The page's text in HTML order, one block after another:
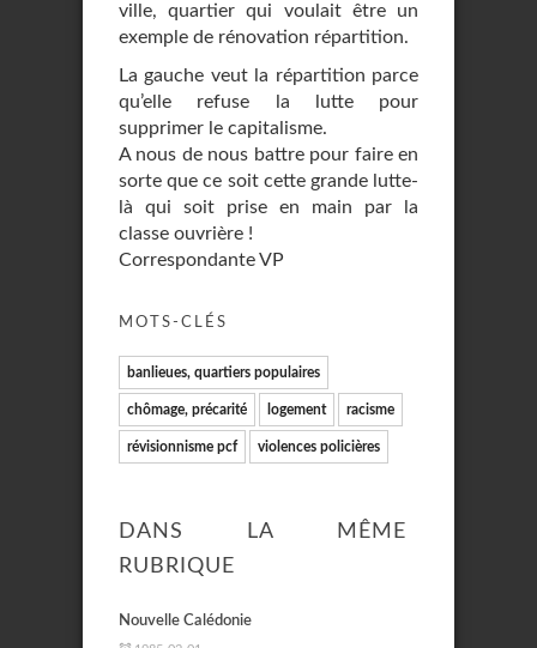
ville, quartier qui voulait être un
exemple de rénovation répartition.
La gauche veut la répartition parce
qu’elle refuse la lutte pour
supprimer le capitalisme.
A nous de nous battre pour faire en
sorte que ce soit cette grande lutte-
là qui soit prise en main par la
classe ouvrière !
Correspondante VP
MOTS-CLÉS
banlieues, quartiers populaires
chômage, précarité logement racisme
révisionnisme pcf violences policières
DANS LA MÊME
RUBRIQUE
Nouvelle Calédonie